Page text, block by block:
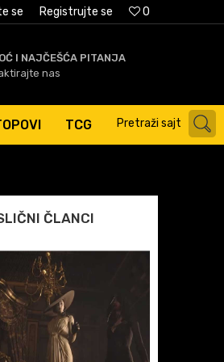
0
se Registrujte se
I NAJČEŠĆA PITANJA
nas
TCG Pretraži sajt
ČLANCI